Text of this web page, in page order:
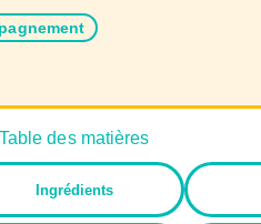
Table des matières
Ingrédients